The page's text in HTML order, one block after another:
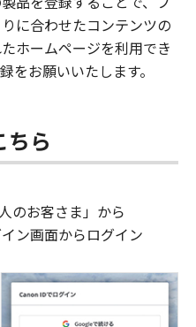
に合わせたコンテンツの
ホームページを利用でき
をお願いいたします。
ちら
のお客さま」から
ン画面からログイン